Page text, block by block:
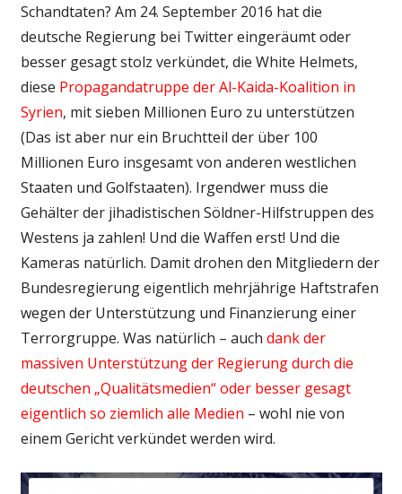
Schandtaten? Am 24. September 2016 hat die
deutsche Regierung bei Twitter eingeräumt oder
besser gesagt stolz verkündet, die White Helmets,
diese Propagandatruppe der Al-Kaida-Koalition in
Syrien, mit sieben Millionen Euro zu unterstützen
(Das ist aber nur ein Bruchtteil der über 100
Millionen Euro insgesamt von anderen westlichen
Staaten und Golfstaaten). Irgendwer muss die
Gehälter der jihadistischen Söldner-Hilfstruppen des
Westens ja zahlen! Und die Waffen erst! Und die
Kameras natürlich. Damit drohen den Mitgliedern der
Bundesregierung eigentlich mehrjährige Haftstrafen
wegen der Unterstützung und Finanzierung einer
Terrorgruppe. Was natürlich – auch dank der
massiven Unterstützung der Regierung durch die
deutschen „Qualitätsmedien“ oder besser gesagt
eigentlich so ziemlich alle Medien – wohl nie von
einem Gericht verkündet werden wird.